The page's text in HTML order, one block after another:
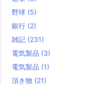
野球 (5)
銀行 (2)
雑記 (231)
電気製品 (3)
電気製品 (1)
頂き物 (21)